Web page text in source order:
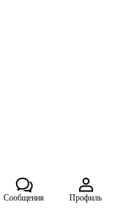
Сообщения Профиль